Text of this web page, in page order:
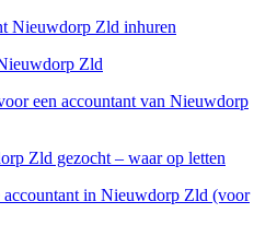
Nieuwdorp Zld inhuren
Zld
een accountant van Nieuwdorp
Zld gezocht – waar op letten
accountant in Nieuwdorp Zld (voor